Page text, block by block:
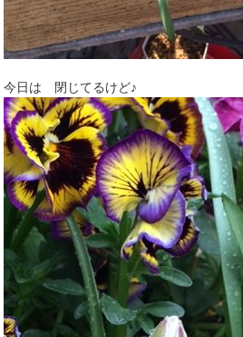
今日は 閉じてるけど♪